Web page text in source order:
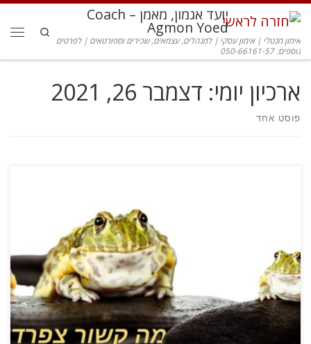
יועד אגמון, מאמן – Coach
Agmon Yoed
אימון מנטלי | אימון עסקי | למנהלים, עצמאים, שכירים וספורטאים | לפרטים
נוספים: 050-66161-57
Search
ארכיון יומי: דצמבר 26, 2021
פוסט אחד